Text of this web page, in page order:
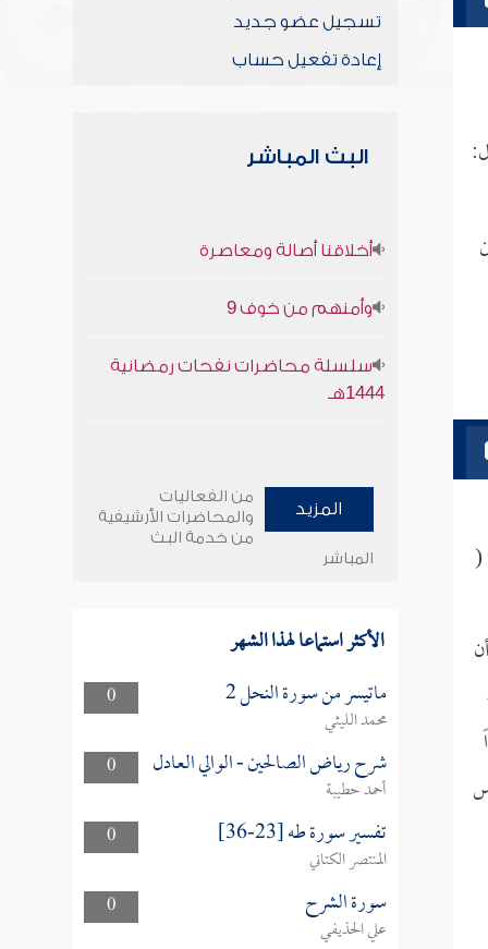
(
تسجيل عضو جديد
إعادة تفعيل حساب
البث المباشر
أخلاقنا أصالة ومعاصرة
وأمنهم من خوف 9
سلسلة محاضرات نفحات رمضانية
1444هـ
المزيد
من الفعاليات
والمحاضرات الأرشيفية
من خدمة البث
المباشر
الأكثر استماعا لهذا الشهر
0 ماتيسر من سورة النحل 2
محمد الليثي
0
شرح رياض الصالحين - الوالي العادل
أحمد حطيبة
0
تفسير سورة طه [23-36]
المنتصر الكتاني
0
سورة الشرح
علي الحذيفي